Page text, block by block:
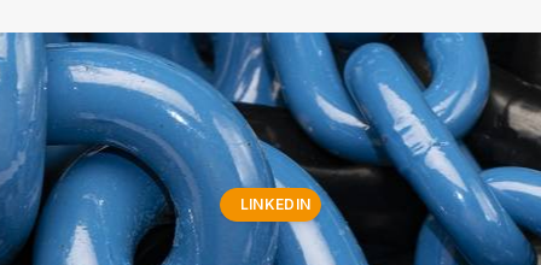
LINKEDIN